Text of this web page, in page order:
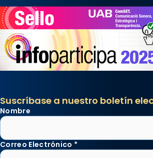
Suscríbase a nuestro boletín
Nombre
Correo Electrónico *